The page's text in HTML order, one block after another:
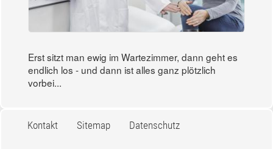
Erst sitzt man ewig im Wartezimmer, dann geht es
endlich los - und dann ist alles ganz plötzlich
vorbei...
Kontakt Sitemap Datenschutz